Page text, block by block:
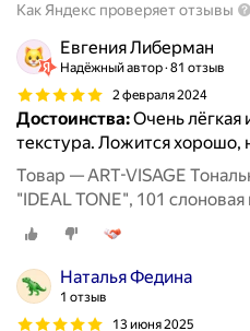
Как Яндекс проверяет отзывы
Евгения Либерман
Надёжный автор 81 отзыв
2 февраля 2024
Достоинства:Очень лёгкая
текстура. Ложится хорошо,
Товар — ART-VISAGE
"IDEAL TONE", 101 слоновая
Наталья Федина
1 отзыв
13 июня 2025